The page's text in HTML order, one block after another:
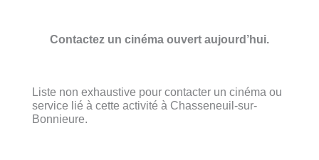
Contactez un cinéma ouvert aujourd’hui.
Liste non exhaustive pour contacter un cinéma ou
service lié à cette activité à Chasseneuil-sur-
Bonnieure.